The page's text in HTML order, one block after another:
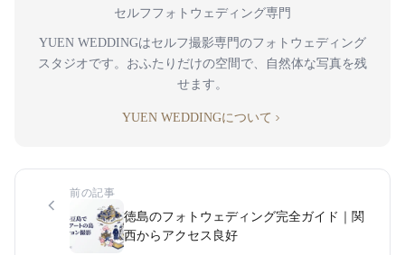
セルフフォトウェディング専門
YUEN WEDDINGはセルフ撮影専門のフォトウェディング
スタジオです。おふたりだけの空間で、自然体な写真を残
せます。
YUEN WEDDINGについて
前の記事
徳島のフォトウェディング完全ガイド｜関
西からアクセス良好